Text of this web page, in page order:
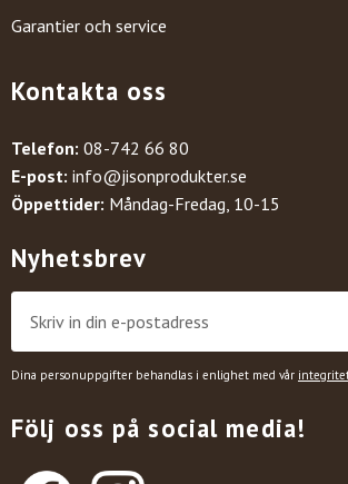
Garantier och service
Kontakta oss
Telefon: 08-742 66 80
E-post: info@jisonprodukter.se
Öppettider: Måndag-Fredag, 10-15
Nyhetsbrev
Dina personuppgifter behandlas i enlighet med vår
Följ oss på social media!